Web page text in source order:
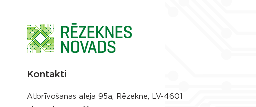
Kontakti
Atbrīvošanas aleja 95a, Rēzekne, LV-4601